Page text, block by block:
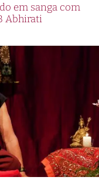
em sanga com
Abhirati